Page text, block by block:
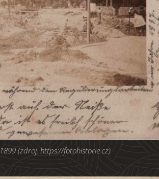
1899 (zdroj: https://fotohistorie.cz)